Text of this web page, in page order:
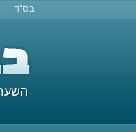
בס"ד